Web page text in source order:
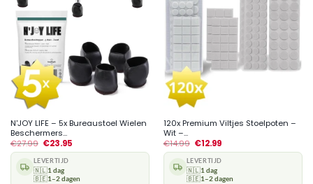
N'JOY LIFE – 5x Bureaustoel Wielen
Beschermers...
€27.99 €23.95
LEVERTIJD
🇳🇱1 dag
🇧🇪1–2 dagen
120x Premium Viltjes Stoelpoten –
Wit –...
€14.99 €12.99
LEVERTIJD
🇳🇱1 dag
🇧🇪1–2 dagen